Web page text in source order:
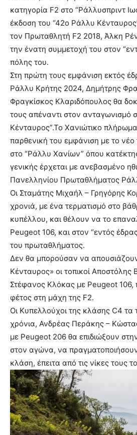
κατηγορία F2 στο “Ράλλυσπριντ
έκδοση του “42ο Ράλλυ
τον Πρωταθλητή F2 2018, Άλκη
την ένατη συμμετοχή του στον
πόλης του.
Στη πρώτη τους εμφάνιση εκτός
Ράλλυ Κρήτης 2024, Δημήτρης
Φραγκίσκος Κλαριδόπουλος θα
τους απέναντι στον ανταγωνισμό
Κένταυρος”.Το Χανιώτικο
παρθενική του εμφάνιση με το
στο “Ράλλυ Χανίων” όπου
γενικής έρχεται με ανεβασμένο
Πανελληνίου Πρωταθλήματος
Οι Σταμάτης Μιχαήλ – Γρηγόρης
χρονιά, με ένα τερματισμό στο
κυπέλλου, και θέλουν να το
Peugeot 106, και στον “εντός
του πρωταθλήματος.
Δεν θα μπορούσαν να
Κένταυρος» οι τοπικοί Αποστόλης
Στέφανος Κλόκας με Peugeot 106,
φέτος στη μάχη της F2.
Οι Κυπελλούχοι της κλάσης C4 τα
χρόνια, Ανδρέας Περάκης –
με Peugeot 206 θα επιδιώξουν
στον αγώνα, να
κλάση, έπειτα από τις νίκες τους